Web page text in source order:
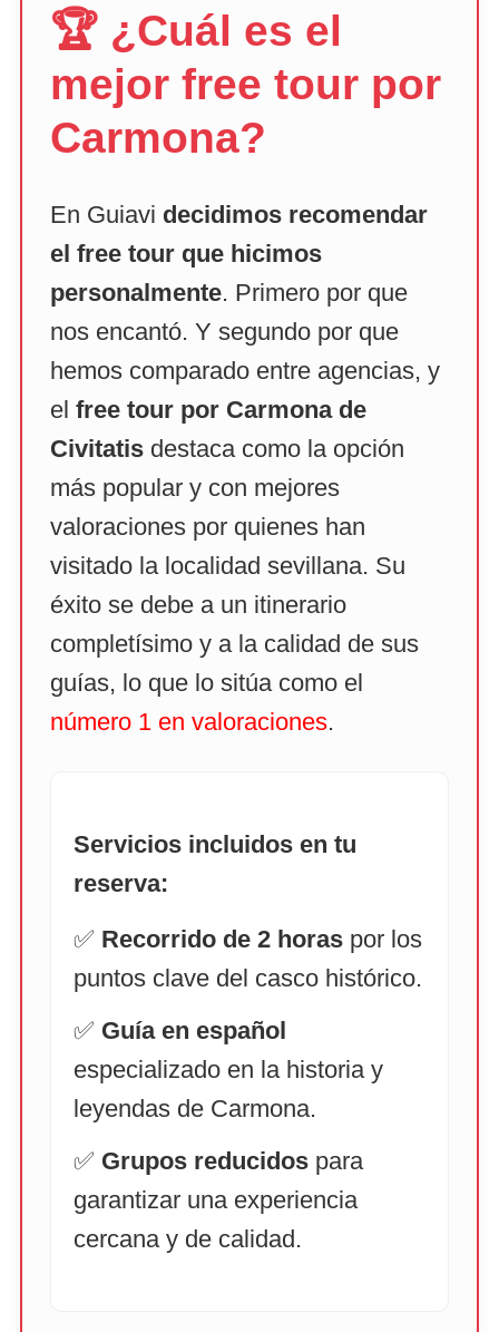
🏆 ¿Cuál es el
mejor free tour por
Carmona?
En Guiavi decidimos recomendar
el free tour que hicimos
personalmente. Primero por que
nos encantó. Y segundo por que
hemos comparado entre agencias, y
el free tour por Carmona de
Civitatis destaca como la opción
más popular y con mejores
valoraciones por quienes han
visitado la localidad sevillana. Su
éxito se debe a un itinerario
completísimo y a la calidad de sus
guías, lo que lo sitúa como el
número 1 en valoraciones.
Servicios incluidos en tu
reserva:
✅ Recorrido de 2 horas por los
puntos clave del casco histórico.
✅ Guía en español
especializado en la historia y
leyendas de Carmona.
✅ Grupos reducidos para
garantizar una experiencia
cercana y de calidad.